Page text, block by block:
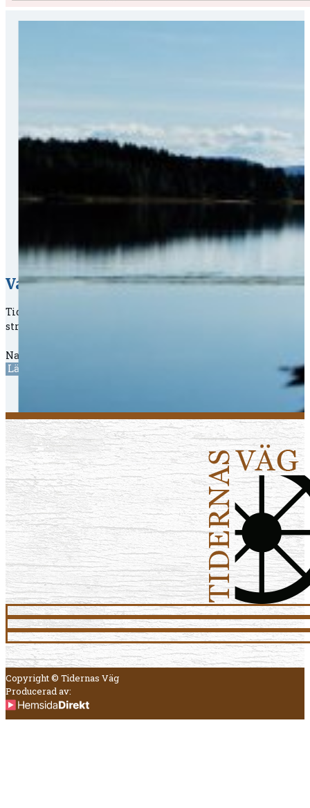
Vad är Tidernas Väg?
Tidernas Väg är vägarna 272 och 83 mellan Uppsala och
stressen på E4 och välj istället Tidernas väg − lite längre
Naturligtvis finns vi på Facebook och Instagram där vi
Läs mer om vad som finns längs vägen
Copyright © Tidernas Väg
Producerad av: